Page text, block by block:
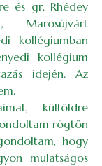
és gr. Rhédey
Marosújvárt
kollégiumban
kollégium
idején. Az
külföldre
rögtön
hogy
mulatságos